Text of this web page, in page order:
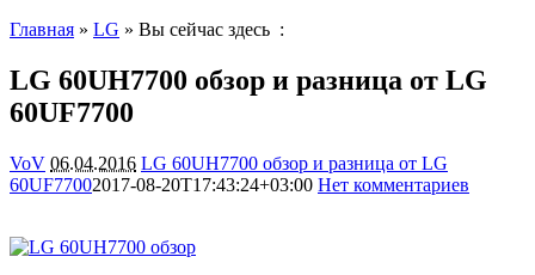
Главная » LG » Вы сейчас здесь :
LG 60UH7700 обзор и разница от LG
60UF7700
VoV 06.04.2016 LG 60UH7700 обзор и разница от LG
60UF77002017-08-20T17:43:24+03:00 Нет комментариев